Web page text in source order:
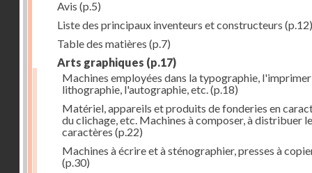
Avis (p.5)
Liste des principaux inventeurs et constructeurs (p.12)
Table des matières (p.7)
Arts graphiques (p.17)
Machines employées dans la typographie,
lithographie, l'autographie, etc. (p.18)
Matériel, appareils et produits de fonderies en
du clichage, etc. Machines à composer, à distribuer
caractères (p.22)
Machines à écrire et à sténographier, presses à
(p.30)